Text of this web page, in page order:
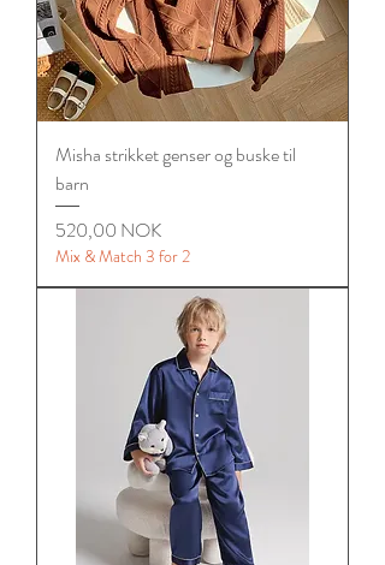
Misha strikket genser og buske til
barn
Цена
520,00 NOK
Mix & Match 3 for 2